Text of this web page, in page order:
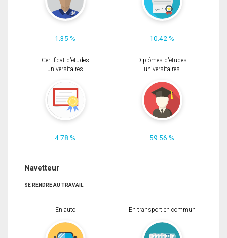
1.35 % 10.42 %
Certificat d'études
universitaires
4.78 %
Diplômes d'études
universitaires
59.56 %
Navetteur
SE RENDRE AU TRAVAIL
En auto En transport en commun